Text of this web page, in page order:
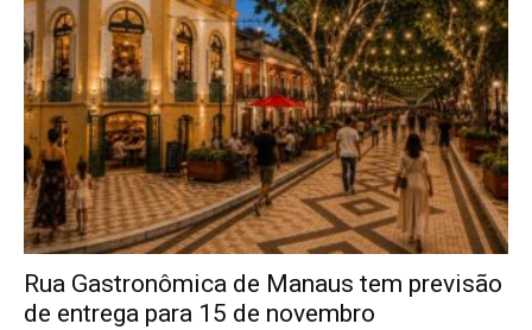
Rua Gastronômica de Manaus tem previsão
de entrega para 15 de novembro